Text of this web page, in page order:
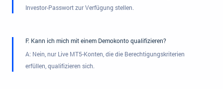
Investor-Passwort zur Verfügung stellen.
F: Kann ich mich mit einem Demokonto qualifizieren?
A: Nein, nur Live MT5-Konten, die die Berechtigungskriterien
erfüllen, qualifizieren sich.